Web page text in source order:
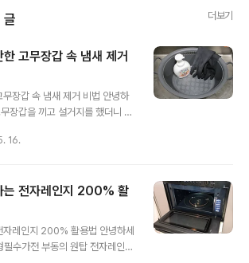
글 더보기
고무장갑 속 냄새 제거
장갑 속 냄새 제거 비법 안녕하
장갑을 끼고 설거지를 했더니 손
꼭 알아둬야 할 고무장갑 세척,
속에서 풍기는 냄새는 일반적인
않는데요. 세척하고 소독하고
필요없어요. 손세정제 하나로 끝!
로 한두번 헹궈주시고요. 찬물
에 손세정제를 뿌려요! 많이 뿌릴
16.
는 전자레인지 200% 활
자레인지 200% 활용법 안녕하세
수가전 부동의 원탑 전자레인